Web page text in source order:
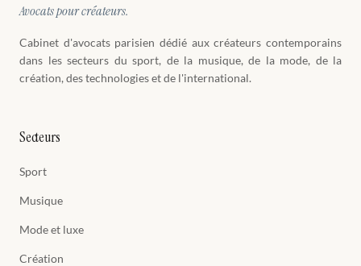
Avocats pour créateurs.
Cabinet d'avocats parisien dédié aux créateurs contemporains
dans les secteurs du sport, de la musique, de la mode, de la
création, des technologies et de l'international.
Secteurs
Sport
Musique
Mode et luxe
Création